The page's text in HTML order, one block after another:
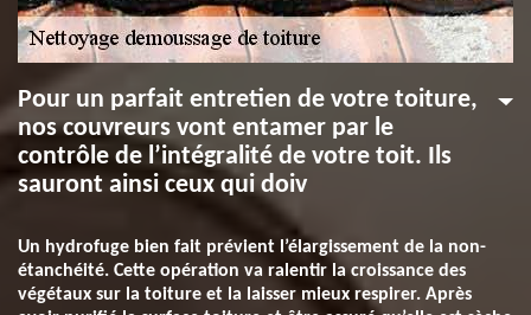
Pour un parfait entretien de votre toiture,
nos couvreurs vont entamer par le
contrôle de l’intégralité de votre toit. Ils
sauront ainsi ceux qui doiv
Un hydrofuge bien fait prévient l’élargissement de la non-
étanchéité. Cette opération va ralentir la croissance des
végétaux sur la toiture et la laisser mieux respirer. Après